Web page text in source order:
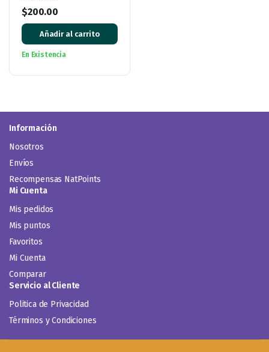
$200.00
Añadir al carrito
En Existencia
Información
Nosotros
Envíos
Recompensas NatPoints
Mi Cuenta
Mis pedidos
Mis puntos
Favoritos
Mi Cuenta
Comparar
Servicio al Cliente
Politica de Privacidad
Términos y Condiciones